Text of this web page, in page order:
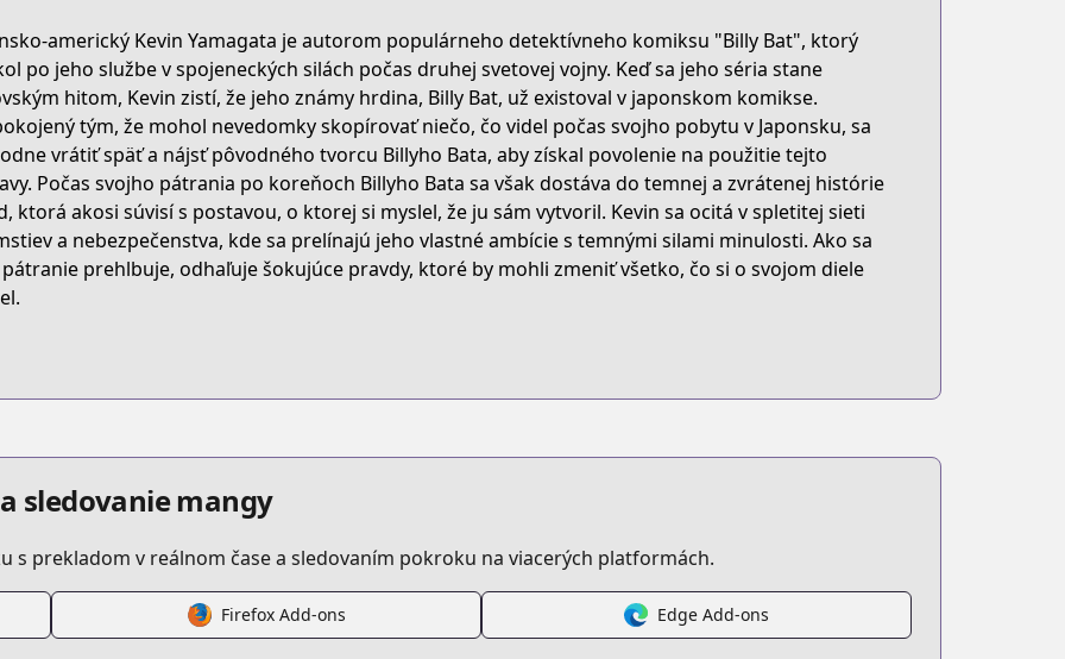
4259-9b02-2580185bd2bb?page=1
billy-bat
americký Kevin Yamagata je autorom populárneho detektívneho komiksu "Billy Bat", ktorý
po jeho službe v spojeneckých silách počas druhej svetovej vojny. Keď sa jeho séria stane
hitom, Kevin zistí, že jeho známy hrdina, Billy Bat, už existoval v japonskom komikse.
tým, že mohol nevedomky skopírovať niečo, čo videl počas svojho pobytu v Japonsku, sa
vrátiť späť a nájsť pôvodného tvorcu Billyho Bata, aby získal povolenie na použitie tejto
Počas svojho pátrania po koreňoch Billyho Bata sa však dostáva do temnej a zvrátenej histórie
ktorá akosi súvisí s postavou, o ktorej si myslel, že ju sám vytvoril. Kevin sa ocitá v spletitej sieti
a nebezpečenstva, kde sa prelínajú jeho vlastné ambície s temnými silami minulosti. Ako sa
prehlbuje, odhaľuje šokujúce pravdy, ktoré by mohli zmeniť všetko, čo si o svojom diele
sledovanie mangy
s prekladom v reálnom čase a sledovaním pokroku na viacerých platformách.
Firefox Add-ons Edge Add-ons